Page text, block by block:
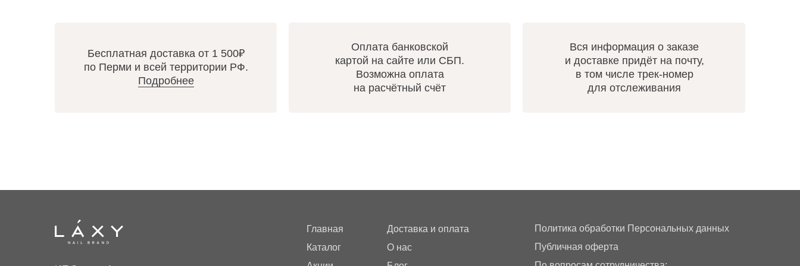
Бесплатная доставка от 1 500₽
по Перми и всей территории РФ.
Подробнее
Оплата банковской
картой на сайте или СБП.
Возможна оплата
на расчётный счёт
Вся информация о заказе
и доставке придёт на почту,
в том числе трек-номер
для отслеживания
Главная
Каталог
Доставка и оплата
О нас
Политика обработки Персональных данных
Публичная оферта